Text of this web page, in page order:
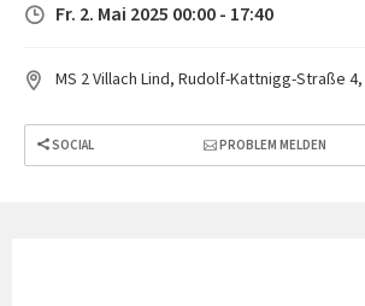
Fr. 2. Mai 2025 00:00 - 17:40
MS 2 Villach Lind, Rudolf-Kattnigg-Straße
SOCIAL PROBLEM MELDEN